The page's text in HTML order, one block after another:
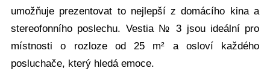
umožňuje prezentovat to nejlepší z domácího kina a
stereofonního poslechu. Vestia № 3 jsou ideální pro
místnosti o rozloze od 25 m² a osloví každého
posluchače, který hledá emoce.